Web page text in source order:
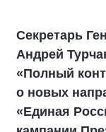
Секретарь
Андрей
«Полный
о новых
«Единая